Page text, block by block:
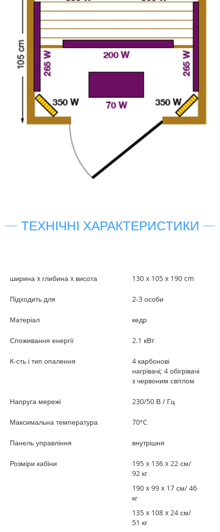
ТЕХНІЧНІ ХАРАКТЕРИСТИКИ
ширина x глибина x висота 130 x 105 x 190 cm
Підходить для 2-3 особи
Матеріал кедр
Споживання енергії 2.1 кВт
К-сть і тип опалення
4 карбонові
нагрівачі; 4 обігрівачі
з червоним світлом
Напруга мережі 230/50 В / Гц
Максимальна температура 70°C
Панель управління внутрішня
Розміри кабіни
195 x 136 x 22 см/
92 кг
190 x 99 x 17 см/ 46
кг
135 x 108 x 24 см/
51 кг